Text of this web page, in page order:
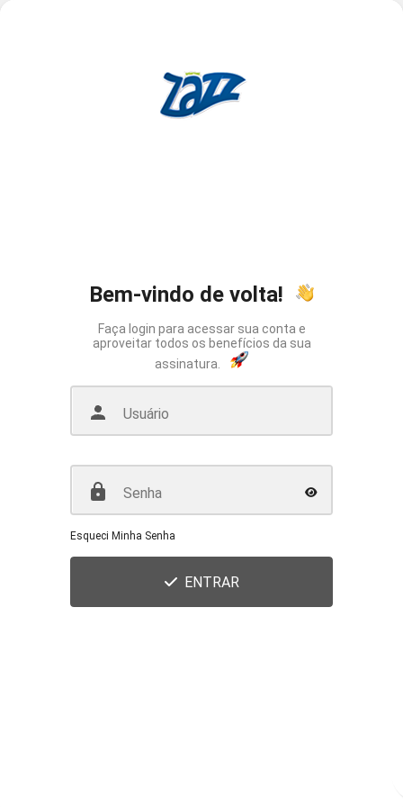
Bem-vindo de volta!
Faça login para acessar sua conta e
aproveitar todos os benefícios da sua
assinatura.
Esqueci Minha Senha
ENTRAR